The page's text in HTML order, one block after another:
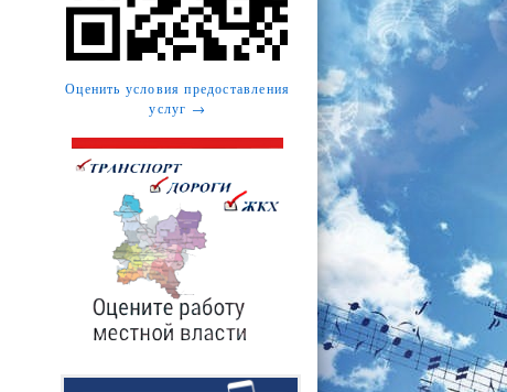
Оценить условия предоставления
услуг →